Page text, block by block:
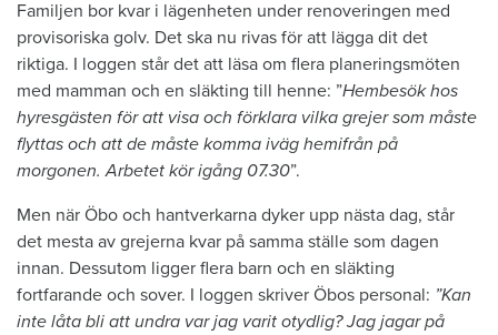
Familjen bor kvar i lägenheten under renoveringen med
provisoriska golv. Det ska nu rivas för att lägga dit det
riktiga. I loggen står det att läsa om flera planeringsmöten
med mamman och en släkting till henne: ”Hembesök hos
hyresgästen för att visa och förklara vilka grejer som måste
flyttas och att de måste komma iväg hemifrån på
morgonen. Arbetet kör igång 07.30”.
Men när Öbo och hantverkarna dyker upp nästa dag, står
det mesta av grejerna kvar på samma ställe som dagen
innan. Dessutom ligger flera barn och en släkting
fortfarande och sover. I loggen skriver Öbos personal: ”Kan
inte låta bli att undra var jag varit otydlig? Jag jagar på